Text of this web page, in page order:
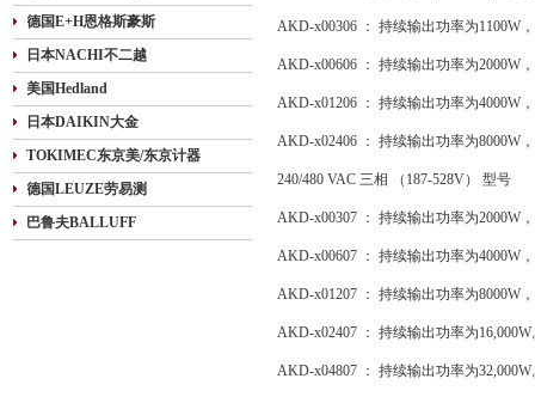
德国E+H恩格斯豪斯
日本NACHI不二越
美国Hedland
日本DAIKIN大金
TOKIMEC东京美/东京计器
德国LEUZE劳易测
巴鲁夫BALLUFF
AKD-x00306 ： 持续输出功率为1100W
AKD-x00606 ： 持续输出功率为2000W
AKD-x01206 ： 持续输出功率为4000W
AKD-x02406 ： 持续输出功率为8000W
240/480 VAC 三相 （187-528V） 型号
AKD-x00307 ： 持续输出功率为2000W
AKD-x00607 ： 持续输出功率为4000W
AKD-x01207 ： 持续输出功率为8000W
AKD-x02407 ： 持续输出功率为16,000W
AKD-x04807 ： 持续输出功率为32,000W